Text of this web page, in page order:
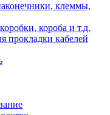
клеммы,
короба и т.д.
прокладки кабелей